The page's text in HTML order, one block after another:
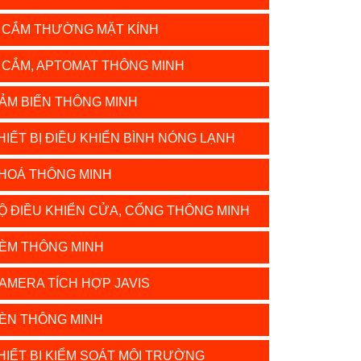
CẮM THƯỜNG MẶT KÍNH
APTOMAT THÔNG MINH
BIẾN THÔNG MINH
BỊ ĐIỀU KHIỂN BÌNH NÓNG LẠNH
THÔNG MINH
ĐIỀU KHIỂN CỬA, CỔNG THÔNG MINH
THÔNG MINH
TÍCH HỢP JAVIS
THÔNG MINH
BỊ KIỂM SOÁT MÔI TRƯỜNG